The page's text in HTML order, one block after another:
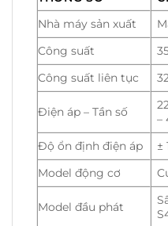
Nhà máy sản xuất
Công suất
Công suất liên tục
Điện áp – Tần số
–
Độ ổn định điện áp
±
Model động cơ
Model đầu phát